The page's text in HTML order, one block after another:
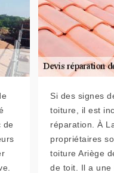
de
Si des signes
toiture, il est
réparation. À
propriétaires
toiture Ariège
de toit. Il a une